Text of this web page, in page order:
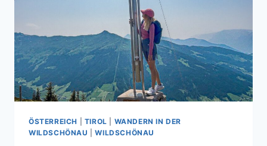
GROSSEM P
ANORAMA
ÖSTERREICH TIROL
WANDERN IN DER
WILDSCHÖNAU
|WILDSCHÖNAU